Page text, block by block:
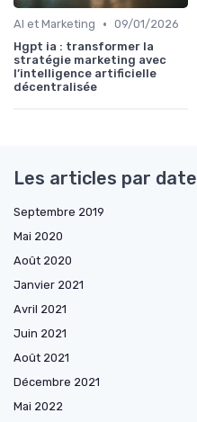
AI et Marketing • 09/01/2026
Hgpt ia : transformer la
stratégie marketing avec
l’intelligence artificielle
décentralisée
Les articles par date
Septembre 2019
Mai 2020
Août 2020
Janvier 2021
Avril 2021
Juin 2021
Août 2021
Décembre 2021
Mai 2022